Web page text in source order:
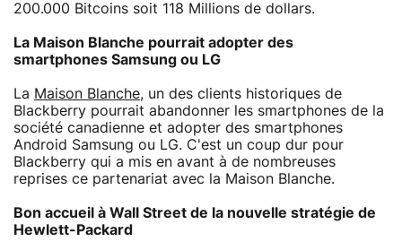
200.000 Bitcoins soit 118 Millions de dollars.
La Maison Blanche pourrait adopter des
smartphones Samsung ou LG
La Maison Blanche, un des clients historiques de
Blackberry pourrait abandonner les smartphones de la
société canadienne et adopter des smartphones
Android Samsung ou LG. C'est un coup dur pour
Blackberry qui a mis en avant à de nombreuses
reprises ce partenariat avec la Maison Blanche.
Bon accueil à Wall Street de la nouvelle stratégie de
Hewlett-Packard